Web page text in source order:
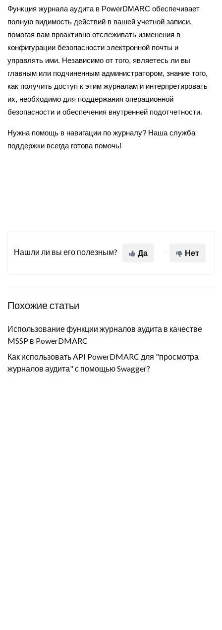
Функция журнала аудита в PowerDMARC обеспечивает
полную видимость действий в вашей учетной записи,
помогая вам проактивно отслеживать изменения в
конфигурации безопасности электронной почты и
управлять ими. Независимо от того, являетесь ли вы
главным или подчиненным администратором, знание того,
как получить доступ к этим журналам и интерпретировать
их, необходимо для поддержания операционной
безопасности и обеспечения внутренней подотчетности.
Нужна помощь в навигации по журналу? Наша служба
поддержки всегда готова помочь!
Нашли ли вы его полезным? Да Нет
Похожие статьи
Использование функции журналов аудита в качестве
MSSP в PowerDMARC
Как использовать API PowerDMARC для "просмотра
журналов аудита" с помощью Swagger?